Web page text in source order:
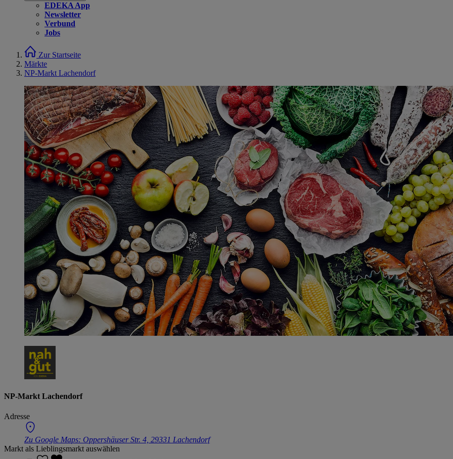
EDEKA App
Newsletter
Verbund
Jobs
Zur Startseite
Märkte
NP-Markt Lachendorf
NP-Markt Lachendorf
Adresse
Zu Google Maps: Oppershäuser Str. 4, 29331 Lachendorf
Markt als Lieblingsmarkt auswählen